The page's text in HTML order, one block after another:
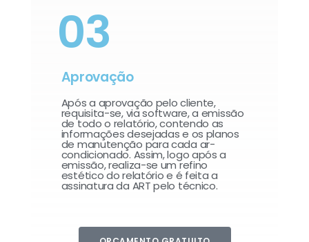
03
Aprovação
Após a aprovação pelo cliente,
requisita-se, via software, a emissão
de todo o relatório, contendo as
informações desejadas e os planos
de manutenção para cada ar-
condicionado. Assim, logo após a
emissão, realiza-se um refino
estético do relatório e é feita a
assinatura da ART pelo técnico.